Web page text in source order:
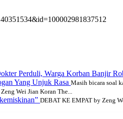
Perduli, Warga Korban Banjir
Yang Unjuk Rasa Masih bicara soal
Wei Jian Koran The...
DEBAT KE EMPAT by Zeng